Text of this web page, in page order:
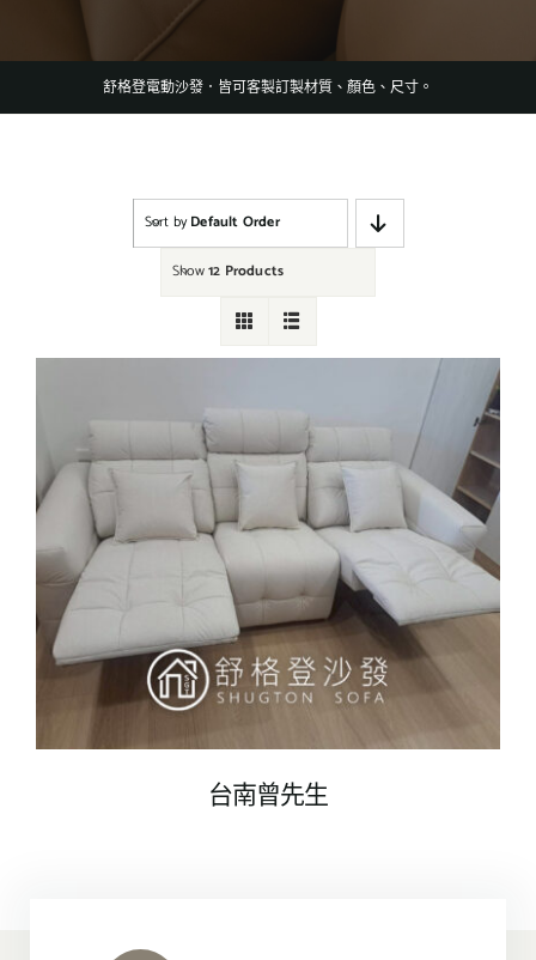
舒格登電動沙發．皆可客製訂製材質、顏色、尺寸。
Sort byDefault Order
Show12 Products
台南曾先生